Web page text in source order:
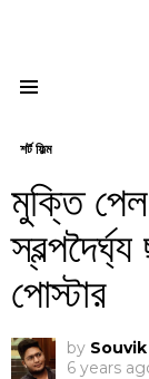
শর্ট ফিল্ম
মুক্তি
পোস্টার
by
6 years